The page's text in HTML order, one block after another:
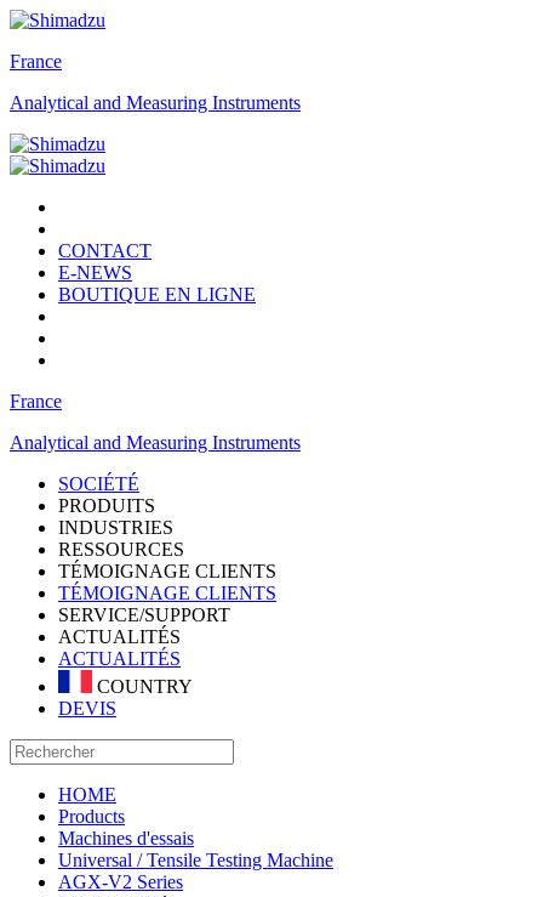
France
Analytical and Measuring Instruments
CONTACT
E-NEWS
BOUTIQUE EN LIGNE
France
Analytical and Measuring Instruments
SOCIÉTÉ
PRODUITS
INDUSTRIES
RESSOURCES
TÉMOIGNAGE CLIENTS
TÉMOIGNAGE CLIENTS
SERVICE/SUPPORT
ACTUALITÉS
ACTUALITÉS
COUNTRY
DEVIS
HOME
Products
Machines d'essais
Universal / Tensile Testing Machine
AGX-V2 Series